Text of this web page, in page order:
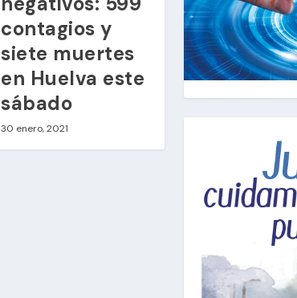
contagios y
siete muertes
en Huelva este
sábado
30 enero, 2021